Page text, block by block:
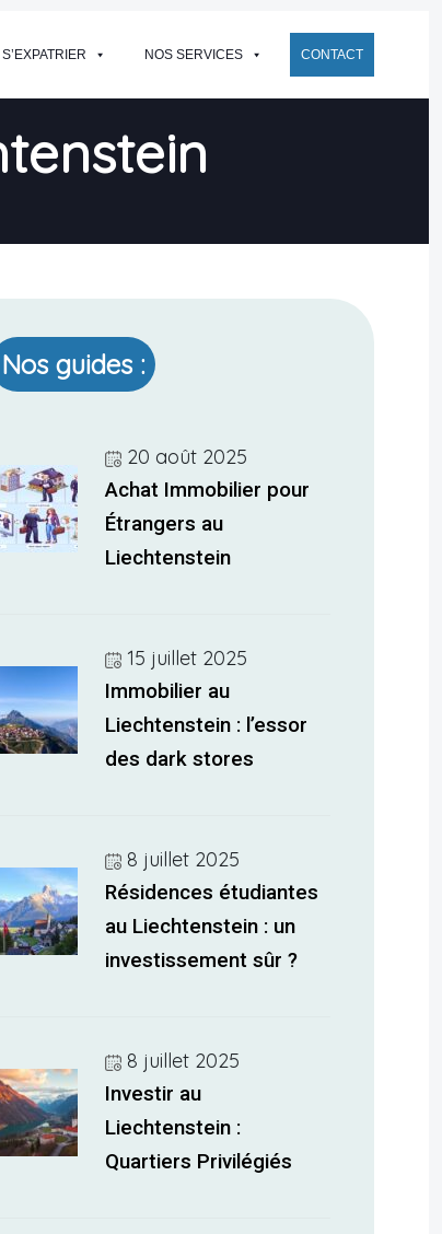
S’EXPATRIER NOS SERVICES CONTACT
Nos guides :
20 août 2025
Achat Immobilier pour
Étrangers au
Liechtenstein
15 juillet 2025
Immobilier au
Liechtenstein : l’essor
des dark stores
8 juillet 2025
Résidences étudiantes
au Liechtenstein : un
investissement sûr ?
8 juillet 2025
Investir au
Liechtenstein :
Quartiers Privilégiés